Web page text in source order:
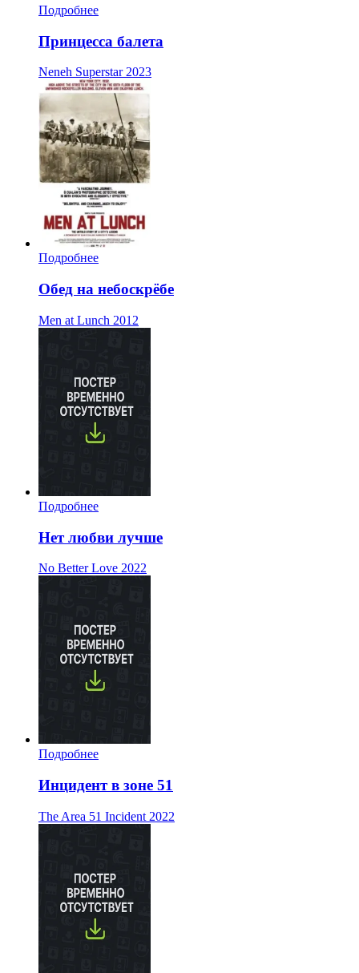
Подробнее
Принцесса балета
Neneh Superstar 2023
Подробнее
Обед на небоскрёбе
Men at Lunch 2012
Подробнее
Нет любви лучше
No Better Love 2022
Подробнее
Инцидент в зоне 51
The Area 51 Incident 2022